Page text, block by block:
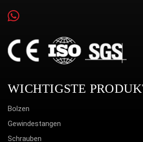
WICHTIGSTE
Bolzen
Gewindestangen
Schrauben